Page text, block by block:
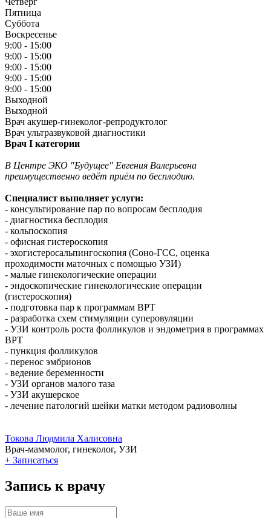
Пятница
Суббота
Воскресенье
9:00 - 15:00
9:00 - 15:00
9:00 - 15:00
9:00 - 15:00
9:00 - 15:00
Выходной
Выходной
Врач акушер-гинеколог-репродуктолог
Врач ультразвуковой диагностики
Врач I категории
В Центре ЭКО "Будущее" Евгения Валерьевна
преимущественно ведёт приём по бесплодию.
Специалист выполняет услуги:
- консультирование пар по вопросам бесплодия
- диагностика бесплодия
- кольпоскопия
- офисная гистероскопия
- эхогистеросальпингоскопия (Соно-ГСС, оценка
проходимости маточных с помощью УЗИ)
- малые гинекологические операции
- эндоскопические гинекологические операции
(гистероскопия)
- подготовка пар к программам ВРТ
- разработка схем стимуляции суперовуляции
- УЗИ контроль роста фолликулов и эндометрия в программах
ВРТ
- пункция фолликулов
- перенос эмбрионов
- ведение беременности
- УЗИ органов малого таза
- УЗИ акушерское
- лечение патологий шейки матки методом радиоволны
Токова Людмила Халисовна
Врач-маммолог, гинеколог, УЗИ
+ Записаться
Запись к врачу